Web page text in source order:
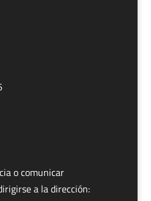
o comunicar
a la dirección: